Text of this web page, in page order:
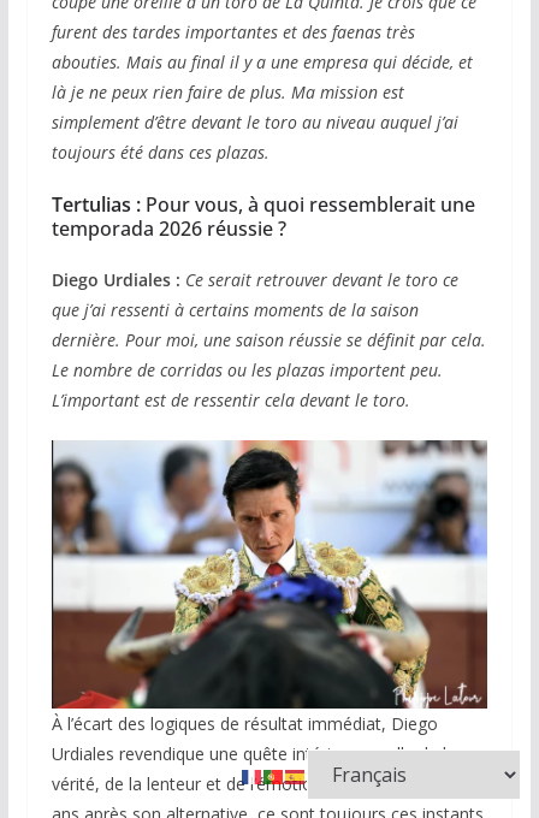
furent des tardes importantes et des faenas très
abouties. Mais au final il y a une empresa qui décide, et
là je ne peux rien faire de plus. Ma mission est
simplement d’être devant le toro au niveau auquel j’ai
toujours été dans ces plazas.
Tertulias :Pour vous, à quoi ressemblerait une
temporada 2026 réussie ?
Diego Urdiales : Ce serait retrouver devant le toro ce
que j’ai ressenti à certains moments de la saison
dernière. Pour moi, une saison réussie se définit par cela.
Le nombre de corridas ou les plazas importent peu.
L’important est de ressentir cela devant le toro.
À l’écart des logiques de résultat immédiat, Diego
Urdiales revendique une quête intérieure : celle de la
vérité, de la lenteur et de l’émotion. Plus de vingt-cinq